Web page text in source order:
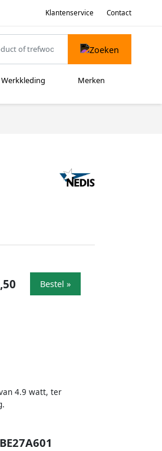
Klantenservice Contact
Werkkleding Merken
Bestel »
4.9 watt, ter